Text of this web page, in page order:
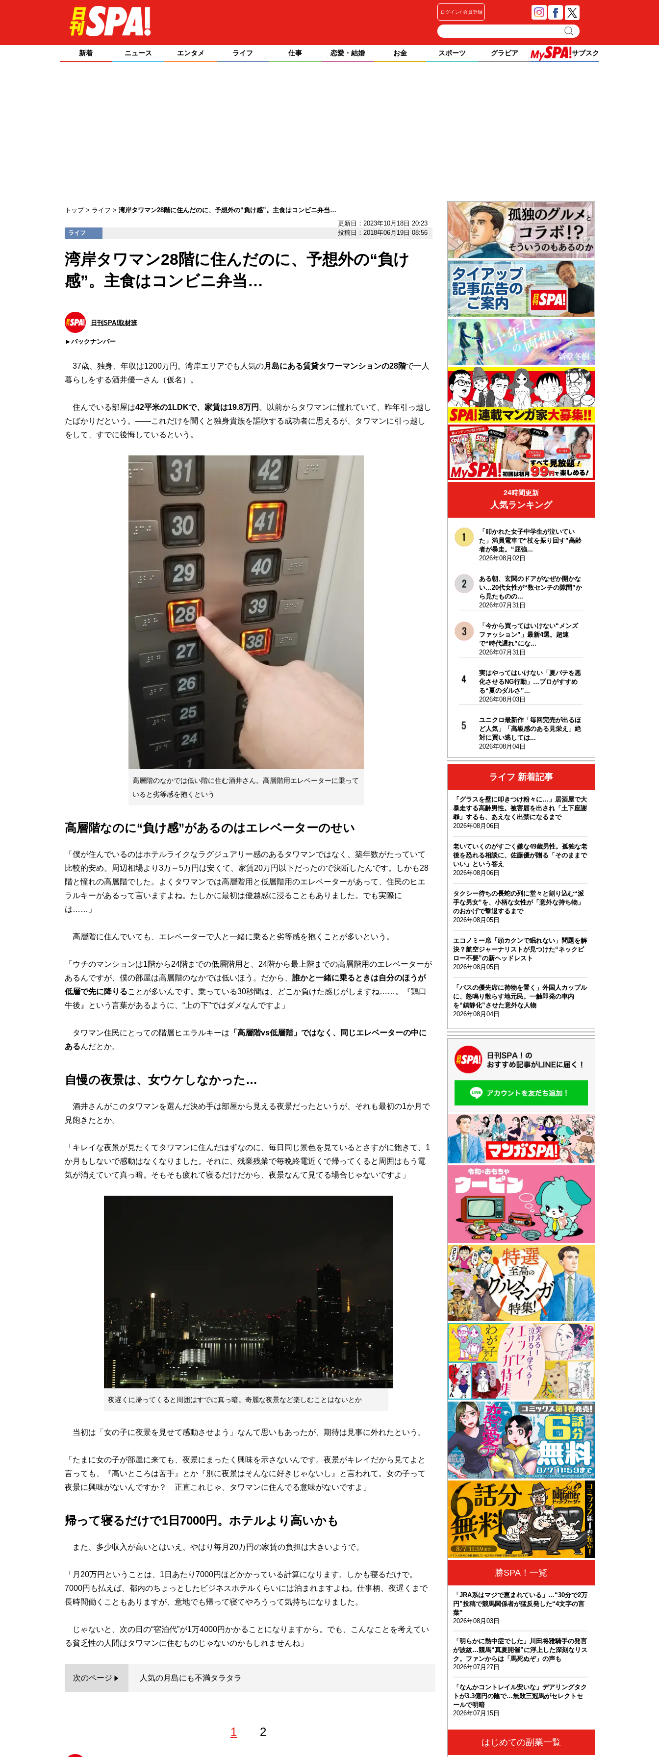
ログイン 会員登録
新着 ニュース エンタメ ライフ 仕事 恋愛・結婚 お金 スポーツ グラビア サブスク
トップ ライフ
湾岸タワマン28階に住んだのに、予想外の“負け感”。主食はコンビニ弁当…
更新日：2023年10月18日 20:23
ライフ 投稿日：2018年06月19日 08:56
湾岸タワマン28階に住んだのに、予想外の“負け
感”。主食はコンビニ弁当…
日刊SPA!取材班
バックナンバー
37歳、独身、年収は1200万円。湾岸エリアでも人気の月島にある賃貸タワーマンションの28階で一人
暮らしをする酒井優一さん（仮名）。
住んでいる部屋は42平米の1LDKで、家賃は19.8万円 。以前からタワマンに憧れていて、昨年引っ越し
たばかりだという。――これだけを聞くと独身貴族を謳歌する成功者に思えるが、タワマンに引っ越し
をして、すでに後悔しているという。
高層階のなかでは低い階に住む酒井さん。高層階用エレベーターに乗って
いると劣等感を抱くという
高層階なのに“負け感”があるのはエレベーターのせい
「僕が住んでいるのはホテルライクなラグジュアリー感のあるタワマンではなく、築年数がたっていて
比較的安め。周辺相場より3万～5万円は安くて、家賃20万円以下だったので決断したんです。しかも28
階と憧れの高層階でした。よくタワマンでは高層階用と低層階用のエレベーターがあって、住民のヒエ
ラルキーがあるって言いますよね。たしかに最初は優越感に浸ることもありました。でも実際に
は……」
高層階に住んでいても、エレベーターで人と一緒に乗ると劣等感を抱くことが多いという。
「ウチのマンションは1階から24階までの低層階用と、24階から最上階までの高層階用のエレベーターが
あるんですが、僕の部屋は高層階のなかでは低いほう。だから、 誰かと一緒に乗るときは自分のほうが
低層で先に降りることが多いんです。乗っている30秒間は、どこか負けた感じがしますね……。『鶏口
牛後』という言葉があるように、“上の下”ではダメなんですよ」
タワマン住民にとっての階層ヒエラルキーは 「高層階vs低層階」ではなく、同じエレベーターの中に
あるんだとか。
自慢の夜景は、女ウケしなかった…
酒井さんがこのタワマンを選んだ決め手は部屋から見える夜景だったというが、それも最初の1か月で
見飽きたとか。
「キレイな夜景が見たくてタワマンに住んだはずなのに、毎日同じ景色を見ているとさすがに飽きて、1
か月もしないで感動はなくなりました。それに、残業残業で毎晩終電近くで帰ってくると周囲はもう電
気が消えていて真っ暗。そもそも疲れて寝るだけだから、夜景なんて見てる場合じゃないですよ」
夜遅くに帰ってくると周囲はすでに真っ暗。奇麗な夜景など楽しむことはないとか
当初は「女の子に夜景を見せて感動させよう」なんて思いもあったが、期待は見事に外れたという。
「たまに女の子が部屋に来ても、夜景にまったく興味を示さないんです。夜景がキレイだから見てよと
言っても、『高いところは苦手』とか『別に夜景はそんなに好きじゃないし』と言われて。女の子って
夜景に興味がないんですか？ 正直これじゃ、タワマンに住んでる意味がないですよ」
帰って寝るだけで1日7000円。ホテルより高いかも
また、多少収入が高いとはいえ、やはり毎月20万円の家賃の負担は大きいようで。
「月20万円ということは、1日あたり7000円ほどかかっている計算になります。しかも寝るだけで。
7000円も払えば、都内のちょっとしたビジネスホテルくらいには泊まれますよね。仕事柄、夜遅くまで
長時間働くこともありますが、意地でも帰って寝てやろうって気持ちになりました。
じゃないと、次の日の“宿泊代”が1万4000円かかることになりますから。でも、こんなことを考えてい
る貧乏性の人間はタワマンに住むものじゃないのかもしれませんね」
次のページ 人気の月島にも不満タラタラ
1 2
24時間更新
人気ランキング
「叩かれた女子中学生が泣いてい
た」満員電車で“杖を振り回す”高齢
者が暴走。“屈強...
2026年08月02日
ある朝、玄関のドアがなぜか開かな
い…20代女性が“数センチの隙間”か
ら見たものの...
2026年07月31日
「今から買ってはいけない“メンズ
ファッション”」最新4選。超速
で“時代遅れ”にな...
2026年07月31日
実はやってはいけない「夏バテを悪
化させるNG行動」…プロがすすめ
る“夏のダルさ”...
2026年08月03日
ユニクロ最新作「毎回完売が出るほ
ど人気」「高級感のある見栄え」絶
対に買い逃しては...
2026年08月04日
ライフ 新着記事
「グラスを壁に叩きつけ粉々に…」居酒屋で大
暴走する高齢男性。被害届を出され「土下座謝
罪」するも、あえなく出禁になるまで
2026年08月06日
老いていくのがすごく嫌な49歳男性。孤独な老
後を恐れる相談に、佐藤優が贈る「そのままで
いい」という答え
2026年08月06日
タクシー待ちの長蛇の列に堂々と割り込む“派
手な男女”を、小柄な女性が「意外な持ち物」
のおかげで撃退するまで
2026年08月05日
エコノミー席「頭カクンで眠れない」問題を解
決？航空ジャーナリストが見つけた“ネックピ
ロー不要”の新ヘッドレスト
2026年08月05日
「バスの優先席に荷物を置く」外国人カップル
に、怒鳴り散らす地元民。一触即発の車内
を“鎮静化”させた意外な人物
2026年08月04日
勝SPA！一覧
「JRA系はマジで恵まれている」…“30分で2万
円”投稿で競馬関係者が猛反発した“4文字の言
葉”
2026年08月03日
「明らかに熱中症でした」川田将雅騎手の発言
が波紋…競馬“真夏開催”に浮上した深刻なリス
ク。ファンからは「馬死ぬぞ」の声も
2026年07月27日
「なんかコントレイル安いな」デアリングタク
トが3.3億円の陰で…無敗三冠馬がセレクトセ
ールで明暗
2026年07月15日
はじめての副業一覧